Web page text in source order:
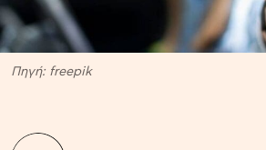
Πηγή: freepik